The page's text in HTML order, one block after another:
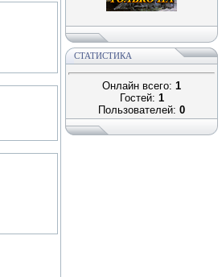
СТАТИСТИКА
Онлайн всего: 1
Гостей: 1
Пользователей: 0